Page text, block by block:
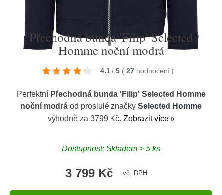
Přechodná bunda 'Filip' Selected
Homme noční modrá
4.1 / 5 ( 27 hodnocení )
Perfektní Přechodná bunda 'Filip' Selected Homme
noční modrá od proslulé značky Selected Homme
výhodně za 3799 Kč. Zobrazit více »
Dostupnost: Skladem > 5 ks
3 799 Kč vč. DPH